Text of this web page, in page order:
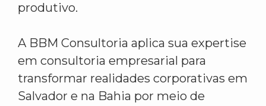
produtivo.
A BBM Consultoria aplica sua expertise
em consultoria empresarial para
transformar realidades corporativas em
Salvador e na Bahia por meio de